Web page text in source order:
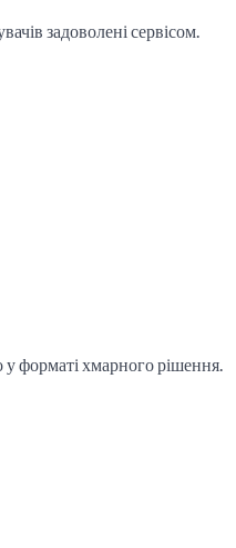
задоволені сервісом.
у форматі хмарного рішення.